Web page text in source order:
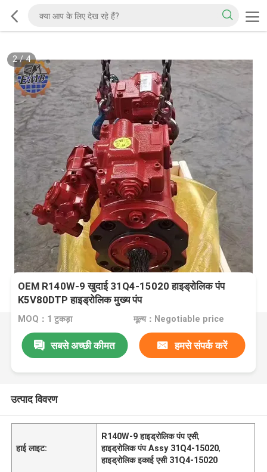
2/4
OEM R140W-9 खुदाई 31Q4-15020 हाइड्रोलिक पंप
K5V80DTP हाइड्रोलिक मुख्य पंप
MOQ：1 टुकड़ा मूल्य：Negotiable price
सबसे अच्छी कीमत हमसे संपर्क करें
उत्पाद विवरण
हाई लाइट:
R140W-9 हाइड्रोलिक पंप एसी,
हाइड्रोलिक पंप Assy 31Q4-15020,
हाइड्रोलिक इकाई एसी 31Q4-15020